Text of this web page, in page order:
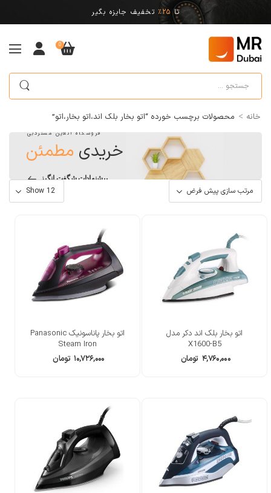
تا 25% تخفیف جایزه بگیر
0
خانه > محصولات برچسب خورده “اتو بخار بلک اند،اتو بخار،اتو”
فروشگاه آنلاین مستردبی
خریدی مطمئن
پیشنهادات شگفت انگیز
اتو بخار بلک اند دکر مدل
X1600-B5
۴,۷۶۰,۰۰۰ تومان
اتو بخار پاناسونیک Panasonic
Steam Iron
۱۰,۷۲۶,۰۰۰ تومان